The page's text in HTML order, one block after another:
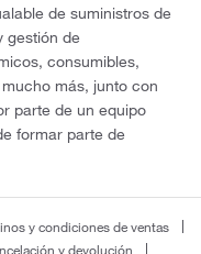
de suministros de
gestión de
consumibles,
más, junto con
parte de un equipo
formar parte de
y condiciones de ventas
y devolución